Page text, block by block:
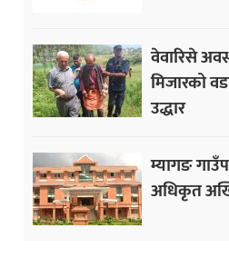
वेवारिसे
मिजारको
उद्धार
म्यागङ
अधिकृत